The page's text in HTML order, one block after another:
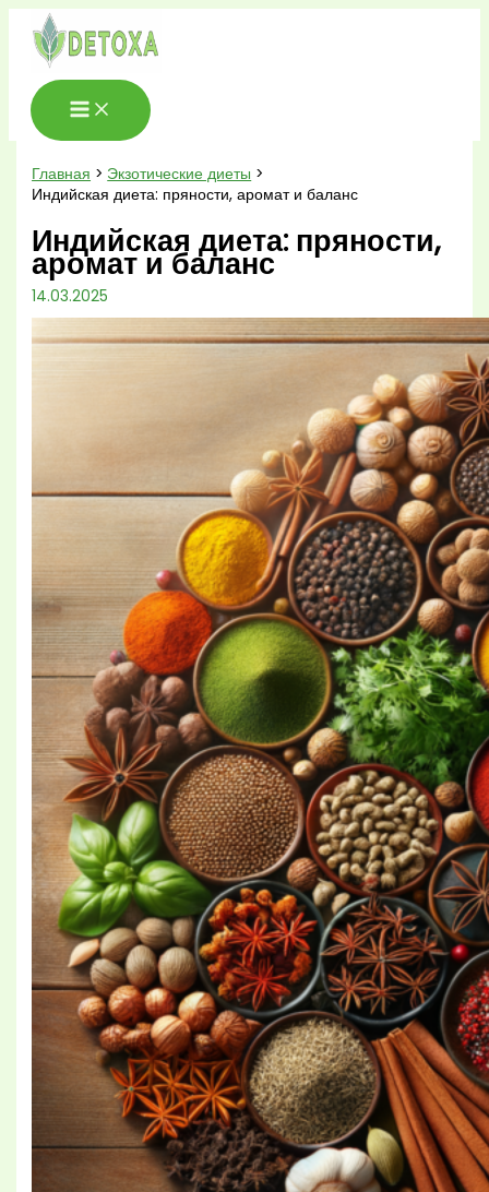
Перейти
содержимому
Главная
Экзотические диеты
Индийская диета: пряности, аромат и баланс
Индийская диета: пряности,
аромат и баланс
14.03.2025